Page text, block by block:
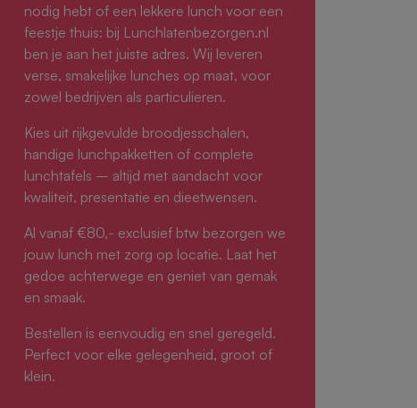
nodig hebt of een lekkere lunch voor een
feestje thuis: bij Lunchlatenbezorgen.nl
ben je aan het juiste adres. Wij leveren
verse, smakelijke lunches op maat, voor
zowel bedrijven als particulieren.
Kies uit rijkgevulde broodjesschalen,
handige lunchpakketten of complete
lunchtafels – altijd met aandacht voor
kwaliteit, presentatie en dieetwensen.
Al vanaf €80,- exclusief btw bezorgen we
jouw lunch met zorg op locatie. Laat het
gedoe achterwege en geniet van gemak
en smaak.
Bestellen is eenvoudig en snel geregeld.
Perfect voor elke gelegenheid, groot of
klein.